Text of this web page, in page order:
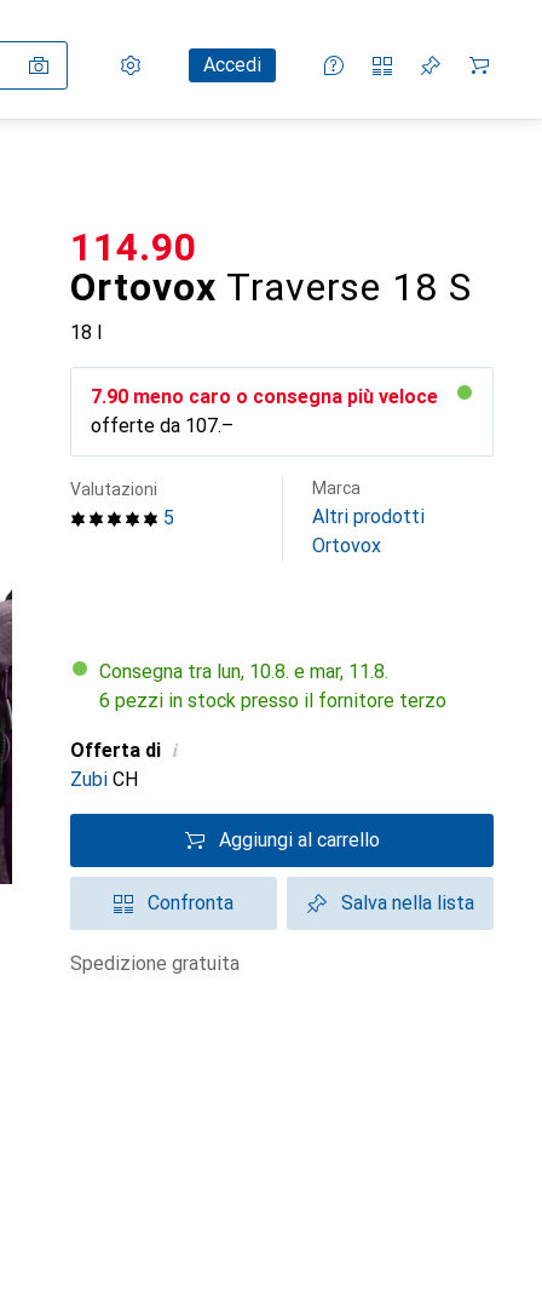
Impostazioni
Conto clienteAccedi
Liste di confronto
Liste dei desideri
Carrello
Ortovox Traverse 18 S
18 l
CHF
114.90
CHF
7.90 meno caro o consegna più veloce
offerte da CHF
107.–
5
Valutazioni Marca
Altri prodotti
Ortovox
Consegna tra lun, 10.8. e mar, 11.8.
6 pezzi in stock presso il fornitore terzo
Offerta di i
Zubi CH
Aggiungi al carrello
Confronta Salva nella lista
spedizione gratuita